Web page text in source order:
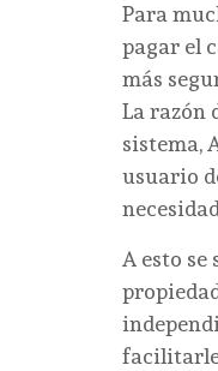
Para
pagar el
más
La razón
sistema,
usuario
A esto
facilitarle